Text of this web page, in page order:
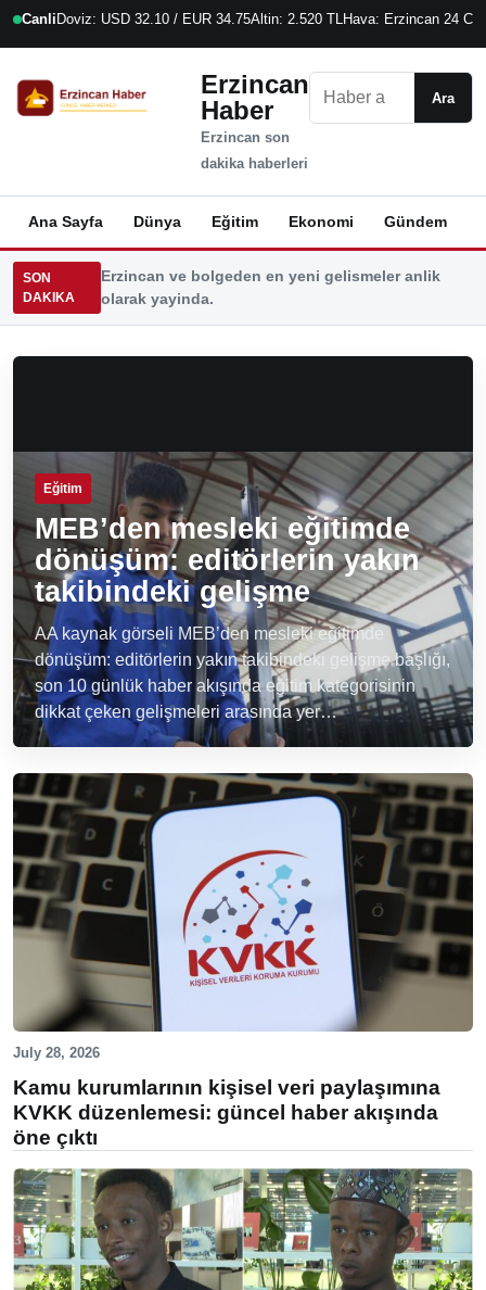
Canli Doviz: USD 32.10 / EUR 34.75Altin: 2.520 TLHava: Erzincan 24 C
Erzincan
Haber
Erzincan son
dakika haberleri
Ara
Ana Sayfa Dünya Eğitim Ekonomi Gündem
SON
DAKIKA
Erzincan ve bolgeden en yeni gelismeler anlik
olarak yayinda.
Eğitim
MEB’den mesleki eğitimde
dönüşüm: editörlerin yakın
takibindeki gelişme
AA kaynak görseli MEB’den mesleki eğitimde
dönüşüm: editörlerin yakın takibindeki gelişme başlığı,
son 10 günlük haber akışında eğitim kategorisinin
dikkat çeken gelişmeleri arasında yer…
July 28, 2026
Kamu kurumlarının kişisel veri paylaşımına
KVKK düzenlemesi: güncel haber akışında
öne çıktı